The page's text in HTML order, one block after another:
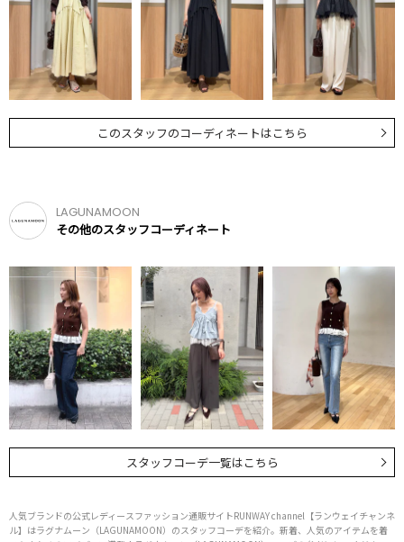
このスタッフのコーディネートはこちら
LAGUNAMOON
その他のスタッフコーディネート
スタッフコーデ一覧はこちら
人気ブランドの公式レディースファッション通販サイトRUNWAY channel【ランウェイチャンネ
ル】はラグナムーン（LAGUNAMOON）のスタッフコーデを紹介。新着、人気のアイテムを着